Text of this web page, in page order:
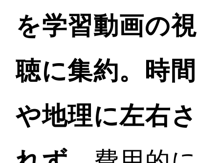
を学習動画の視
聴に集約。時間
や地理に左右さ